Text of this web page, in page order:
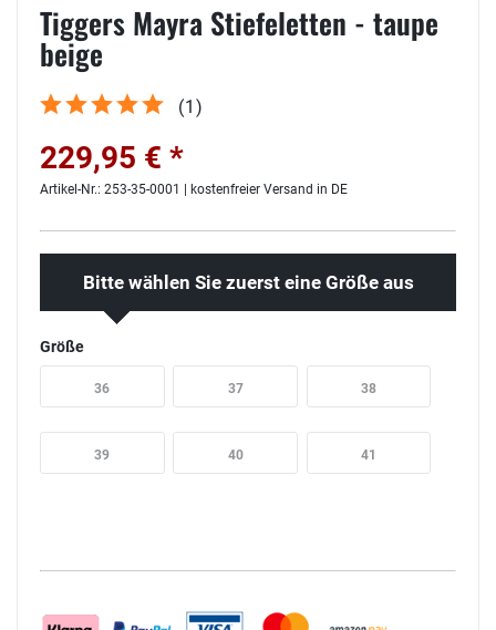
Tiggers Mayra Stiefeletten - taupe
beige
(1 )
229,95 € *
Artikel-Nr.: 253-35-0001 | kostenfreier Versand in DE
Bitte wählen Sie zuerst eine Größe aus
Größe
36 37 38
39 40 41